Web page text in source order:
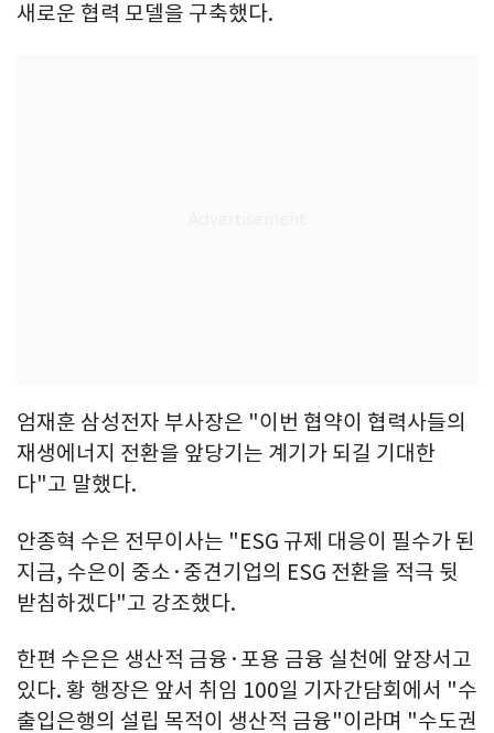
새로운 협력 모델을 구축했다.
엄재훈 삼성전자 부사장은 "이번 협약이 협력사들의
재생에너지 전환을 앞당기는 계기가 되길 기대한
다"고 말했다.
안종혁 수은 전무이사는 "ESG 규제 대응이 필수가 된
지금, 수은이 중소·중견기업의 ESG 전환을 적극 뒷
받침하겠다"고 강조했다.
한편 수은은 생산적 금융·포용 금융 실천에 앞장서고
있다. 황 행장은 앞서 취임 100일 기자간담회에서 "수
출입은행의 설립 목적이 생산적 금융"이라며 "수도권